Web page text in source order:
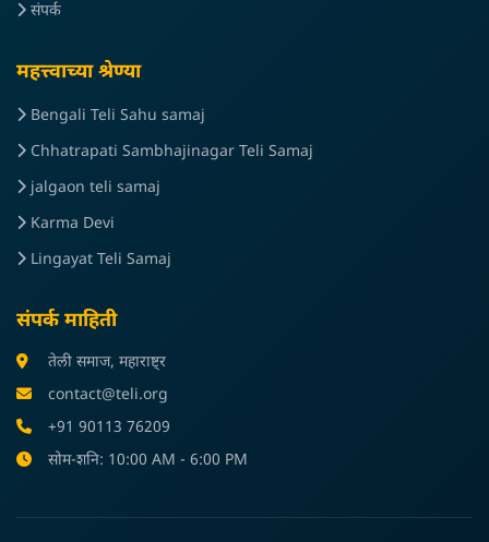
संपर्क
महत्त्वाच्या श्रेण्या
Bengali Teli Sahu samaj
Chhatrapati Sambhajinagar Teli Samaj
jalgaon teli samaj
Karma Devi
Lingayat Teli Samaj
संपर्क माहिती
तेली समाज, महाराष्ट्र
contact@teli.org
+91 90113 76209
सोम-शनि: 10:00 AM - 6:00 PM